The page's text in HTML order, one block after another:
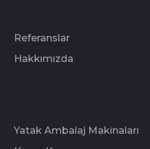
Referanslar
Hakkımızda
Yatak Ambalaj Makinaları